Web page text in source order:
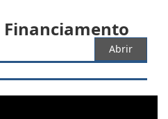
Financiamento
Abrir